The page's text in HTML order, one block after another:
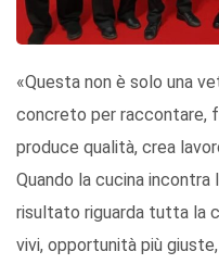
«Questa non è solo una
concreto per raccontare,
produce qualità, crea
Quando la cucina incontra
risultato riguarda tutta la
vivi, opportunità più